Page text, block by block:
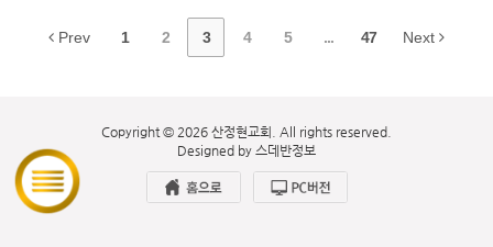
Prev 1 2 3 4 5 ... 47 Next
Copyright © 2026 산정현교회. All rights reserved.
Designed by 스데반정보